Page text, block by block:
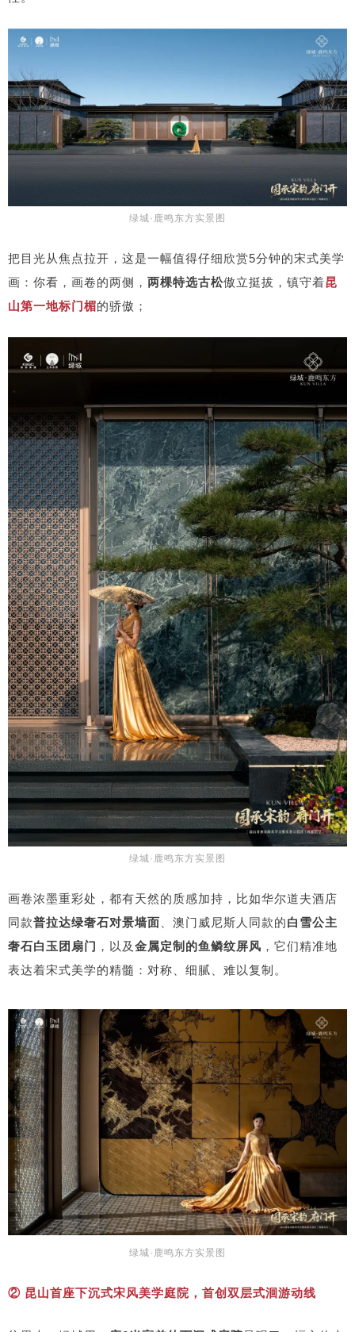
绿城·鹿鸣东方实景图
把目光从焦点拉开，这是一幅值得仔细欣赏5分钟的宋式美学
画：你看，画卷的两侧， 两棵特选古松傲立挺拔，镇守着昆
山第一地标门楣的骄傲；
绿城·鹿鸣东方实景图
画卷浓墨重彩处，都有天然的质感加持，比如华尔道夫酒店
同款普拉达绿奢石对景墙面 、澳门威尼斯人同款的白雪公主
奢石白玉团扇门 ，以及 金属定制的鱼鳞纹屏风 ，它们精准地
表达着宋式美学的精髓：对称、细腻、难以复制。
绿城·鹿鸣东方实景图
② 昆山首座下沉式宋风美学庭院，首创双层式洄游动线